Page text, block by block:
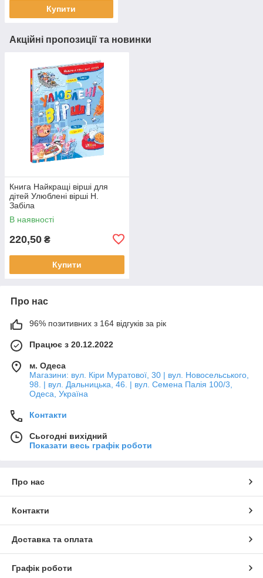
Купити
Акційні пропозиції та новинки
Книга Найкращі вірші для
дітей Улюблені вірші Н.
Забіла
В наявності
220,50 ₴
Купити
Про нас
96% позитивних з 164 відгуків за рік
Працює з 20.12.2022
м. Одеса
Магазини: вул. Кіри Муратової, 30 | вул. Новосельського,
98. | вул. Дальницька, 46. | вул. Семена Палія 100/3,
Одеса, Україна
Контакти
Сьогодні вихідний
Показати весь графік роботи
Про нас
Контакти
Доставка та оплата
Графік роботи